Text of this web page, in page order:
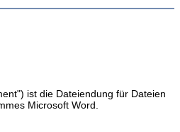
ist die Dateiendung für Dateien
Microsoft Word.